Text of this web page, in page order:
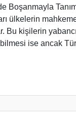
Boşanmayla
ülkelerin
Bu kişilerin yabancı
ise ancak